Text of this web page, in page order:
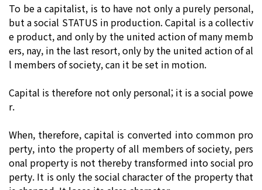
To be a capitalist, is to have not only a purely personal,
but a social STATUS in production. Capital is a collectiv
e product, and only by the united action of many memb
ers, nay, in the last resort, only by the united action of al
l members of society, can it be set in motion.
Capital is therefore not only personal; it is a social powe
r.
When, therefore, capital is converted into common pro
perty, into the property of all members of society, pers
onal property is not thereby transformed into social pro
perty. It is only the social character of the property that